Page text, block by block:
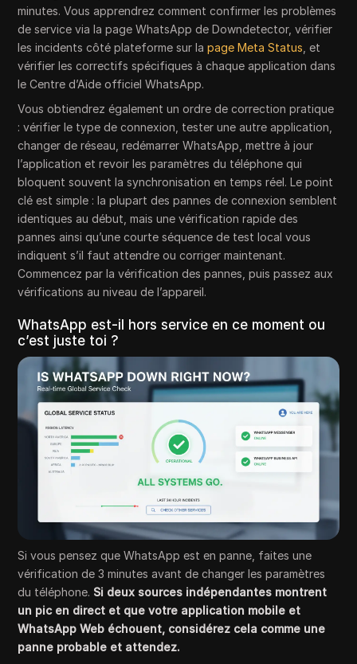
minutes. Vous apprendrez comment confirmer les problèmes
de service via la page WhatsApp de Downdetector, vérifier
les incidents côté plateforme sur lapage Meta Status , et
vérifier les correctifs spécifiques à chaque application dans
le Centre d’Aide officiel WhatsApp.
Vous obtiendrez également un ordre de correction pratique
: vérifier le type de connexion, tester une autre application,
changer de réseau, redémarrer WhatsApp, mettre à jour
l’application et revoir les paramètres du téléphone qui
bloquent souvent la synchronisation en temps réel. Le point
clé est simple : la plupart des pannes de connexion semblent
identiques au début, mais une vérification rapide des
pannes ainsi qu’une courte séquence de test local vous
indiquent s’il faut attendre ou corriger maintenant.
Commencez par la vérification des pannes, puis passez aux
vérifications au niveau de l’appareil.
WhatsApp est-il hors service en ce moment ou
c’est juste toi ?
Si vous pensez que WhatsApp est en panne, faites une
vérification de 3 minutes avant de changer les paramètres
du téléphone. Si deux sources indépendantes montrent
un pic en direct et que votre application mobile et
WhatsApp Web échouent, considérez cela comme une
panne probable et attendez.